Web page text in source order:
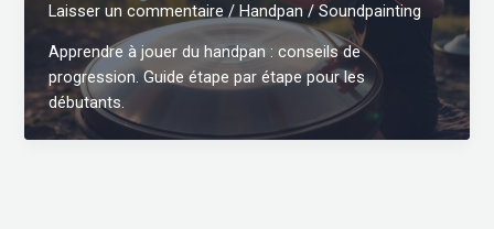
Laisser un commentaire /Handpan/Soundpainting
Apprendre à jouer du handpan : conseils de
progression. Guide étape par étape pour les
débutants.